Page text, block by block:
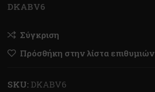
DKABV6
Σύγκριση
Πρόσθήκη στην λίστα επιθυμιών
SKU: DKABV6